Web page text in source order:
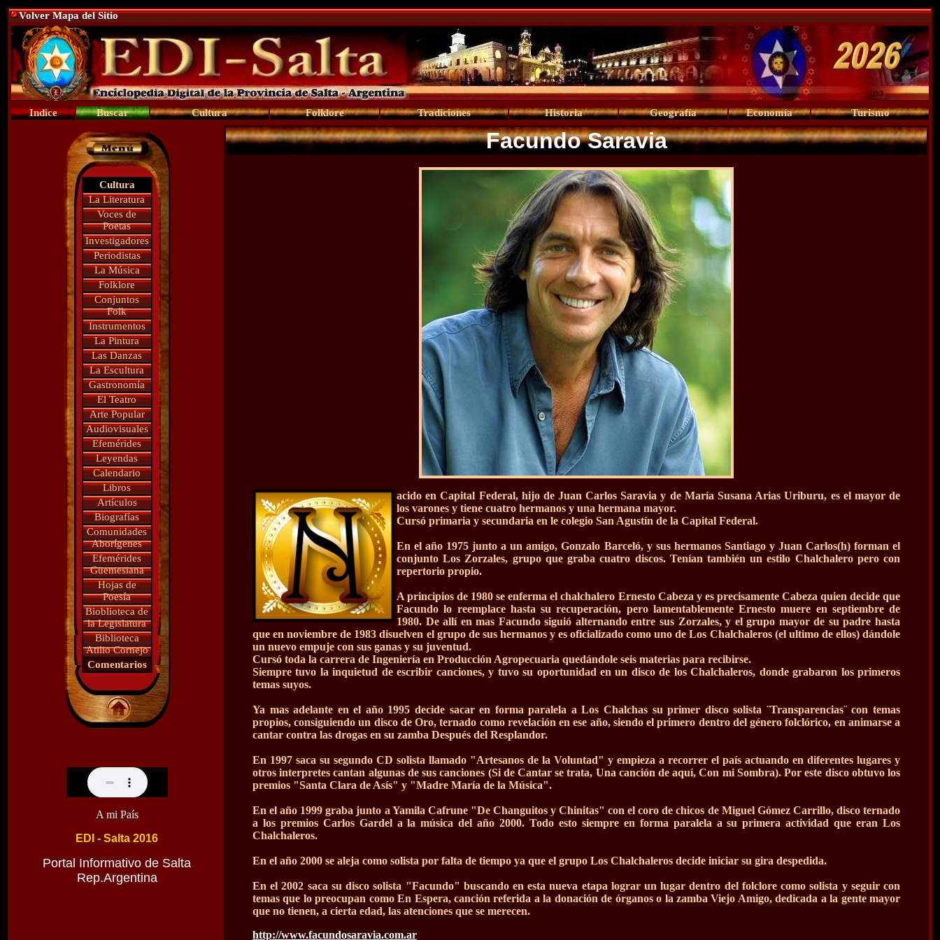
Volver Mapa del Sitio
Indice Buscar Cultura Folklore Tradiciones Historia Geografía Economía Turismo
Cultura
La Literatura
Voces de
Poetas
Investigadores
Periodistas
La Música
Folklore
Conjuntos
Folk
Instrumentos
La Pintura
Las Danzas
La Escultura
Gastronomía
El Teatro
Arte Popular
Audiovisuales
Efemérides
Leyendas
Calendario
Libros
Artículos
Biografías
Comunidades
Aborígenes
Efemérides
Güemesiana
Hojas de
Poesía
Bioblioteca de
la Legislatura
Biblioteca
Atilio Cornejo
Comentarios
A mi País
EDI - Salta 2016
Portal Informativo de Salta
Rep.Argentina
Facundo Saravia
acido en Capital Federal, hijo de Juan Carlos Saravia y de María Susana Arias Uriburu, es el mayor de
los varones y tiene cuatro hermanos y una hermana mayor.
Cursó primaria y secundaria en le colegio San Agustín de la Capital Federal.
En el año 1975 junto a un amigo, Gonzalo Barceló, y sus hermanos Santiago y Juan Carlos(h) forman el
conjunto Los Zorzales, grupo que graba cuatro discos. Tenían también un estilo Chalchalero pero con
repertorio propio.
A principios de 1980 se enferma el chalchalero Ernesto Cabeza y es precisamente Cabeza quien decide que
Facundo lo reemplace hasta su recuperación, pero lamentablemente Ernesto muere en septiembre de
1980. De allí en mas Facundo siguió alternando entre sus Zorzales, y el grupo mayor de su padre hasta
que en noviembre de 1983 disuelven el grupo de sus hermanos y es oficializado como uno de Los Chalchaleros (el ultimo de ellos) dándole
un nuevo empuje con sus ganas y su juventud.
Cursó toda la carrera de Ingeniería en Producción Agropecuaria quedándole seis materias para recibirse.
Siempre tuvo la inquietud de escribir canciones, y tuvo su oportunidad en un disco de los Chalchaleros, donde grabaron los primeros
temas suyos.
Ya mas adelante en el año 1995 decide sacar en forma paralela a Los Chalchas su primer disco solista ¨Transparencias¨ con temas
propios, consiguiendo un disco de Oro, ternado como revelación en ese año, siendo el primero dentro del género folclórico, en animarse a
cantar contra las drogas en su zamba Después del Resplandor.
En 1997 saca su segundo CD solista llamado "Artesanos de la Voluntad" y empieza a recorrer el país actuando en diferentes lugares y
otros interpretes cantan algunas de sus canciones (Si de Cantar se trata, Una canción de aquí, Con mi Sombra). Por este disco obtuvo los
premios "Santa Clara de Asís" y "Madre María de la Música".
En el año 1999 graba junto a Yamila Cafrune "De Changuitos y Chinitas" con el coro de chicos de Miguel Gómez Carrillo, disco ternado
a los premios Carlos Gardel a la música del año 2000. Todo esto siempre en forma paralela a su primera actividad que eran Los
Chalchaleros.
En el año 2000 se aleja como solista por falta de tiempo ya que el grupo Los Chalchaleros decide iniciar su gira despedida.
En el 2002 saca su disco solista "Facundo" buscando en esta nueva etapa lograr un lugar dentro del folclore como solista y seguir con
temas que lo preocupan como En Espera, canción referida a la donación de órganos o la zamba Viejo Amigo, dedicada a la gente mayor
que no tienen, a cierta edad, las atenciones que se merecen.
http://www.facundosaravia.com.ar